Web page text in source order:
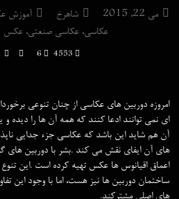
می 22, 2015 شاهرخ آموزش
عکاسی, عکاسی صنعتی, عکس
4553
6
اﻣﺮوزه دوربین های عکاسی از ﭼﻨﺎن ﺗﻨﻮﻋﯽ
ای ﻧﻤﯽ ﺗﻮاﻧﻨﺪ ادﻋﺎ ﮐﻨﻨﺪ ﮐﻪ ﻫﻤﻪ آن ﻫﺎ را دﻳﺪه و
آن ﻫﻢ ﺷﺎﻳﺪ اﻳﻦ ﺑﺎﺷﺪ ﮐﻪ ﻋﮑﺎﺳﯽ ﺟﺰء ﺟﺪاﻳﯽ
ﻫﺎی آن اﻳﻔﺎی ﻧﻘﺶ ﻣﯽ ﮐﻨﺪ .ﺑﺸﺮ ﺑﺎ دورﺑﻴﻦ ﻫﺎی
اﻋﻤﺎق اﻗﻴﺎﻧﻮس ﻫﺎ ﻋﮑﺲ ﺗﻬﻴﻪ ﮐﺮده اﺳﺖ .اﻳﻦ ﺗﻨﻮع
ﺳﺎﺧﺘﻤﺎن دورﺑﻴﻦ ﻫﺎ ﻧﻴﺰ ﻫﺴﺖ، اﻣﺎ ﺑﺎ وﺟﻮد اﻳﻦ
ﻫﺎی اﺻﻠﯽ ﻣﺸﺘﺮﮐﻨﺪ.